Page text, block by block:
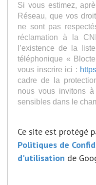
Si vous estimez,
Réseau, que vos
ne sont pas
réclamation à la
l’existence de la
téléphonique «
vous inscrire ici :
cadre de la
nous vous invitons
sensibles dans le
Ce site est protégé
Politiques de
d'utilisation de